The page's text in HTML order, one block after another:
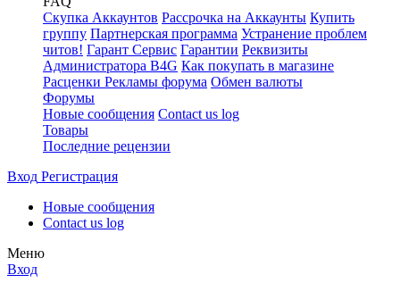
Скупка Аккаунтов Рассрочка на Аккаунты Купить
группу Партнерская программа Устранение проблем
читов! Гарант Сервис Гарантии Реквизиты
Администратора B4G Как покупать в магазине
Расценки Рекламы форума Обмен валюты
Форумы
Новые сообщения Contact us log
Товары
Последние рецензии
Вход Регистрация
Новые сообщения
Contact us log
Меню
Вход